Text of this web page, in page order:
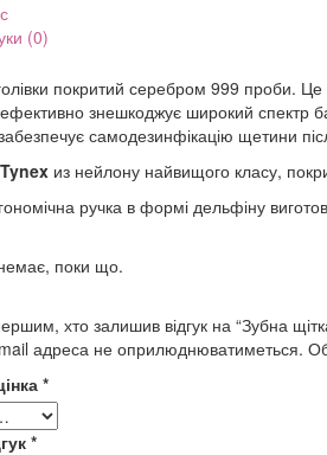
(0)
покритий серебром 999 проби. Це
знешкоджує широкий спектр
самодезинфікацію щетини
Tynex из нейлону найвищого класу,
ручка в формі дельфіну
немає, поки що.
хто залишив відгук на “Зубна
адреса не оприлюднюватиметься.
*
*